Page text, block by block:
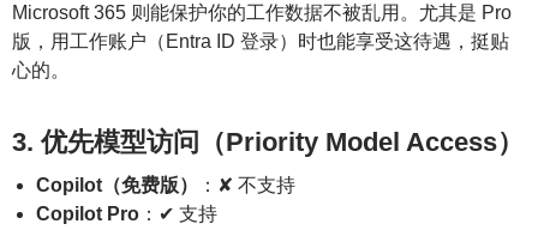
Microsoft 365 则能保护你的工作数据不被乱用。尤其是 Pro
版，用工作账户（Entra ID 登录）时也能享受这待遇，挺贴
心的。
3. 优先模型访问（Priority Model Access）
Copilot（免费版）
：✘ 不支持
Copilot Pro ：✔ 支持